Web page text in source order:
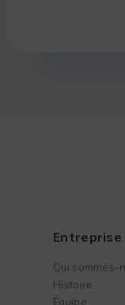
Entreprise
Qui sommes-
Histoire
Équipe